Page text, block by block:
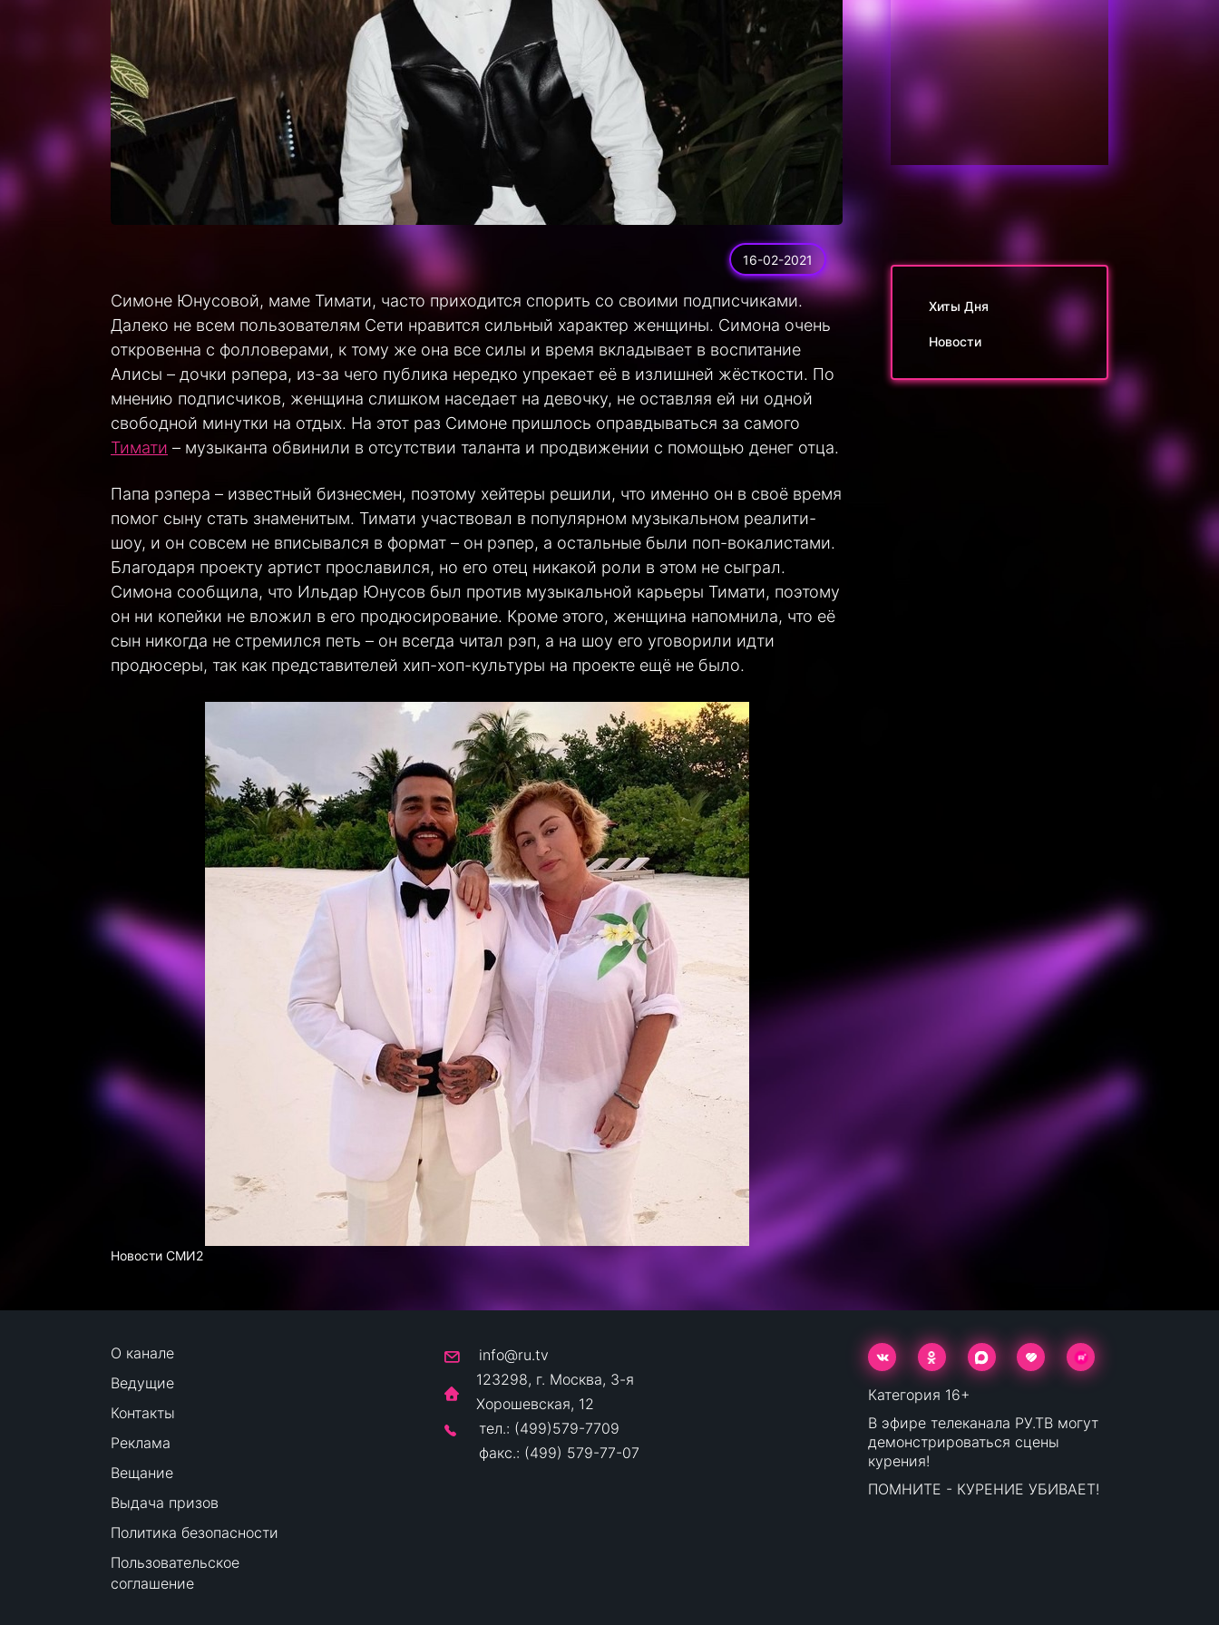
16-02-2021
Симоне Юнусовой, маме Тимати, часто приходится спорить со своими подписчиками.
Далеко не всем пользователям Сети нравится сильный характер женщины. Симона очень
откровенна с фолловерами, к тому же она все силы и время вкладывает в воспитание
Алисы – дочки рэпера, из-за чего публика нередко упрекает её в излишней жёсткости. По
мнению подписчиков, женщина слишком наседает на девочку, не оставляя ей ни одной
свободной минутки на отдых. На этот раз Симоне пришлось оправдываться за самого
Тимати – музыканта обвинили в отсутствии таланта и продвижении с помощью денег отца.
Папа рэпера – известный бизнесмен, поэтому хейтеры решили, что именно он в своё время
помог сыну стать знаменитым. Тимати участвовал в популярном музыкальном реалити-
шоу, и он совсем не вписывался в формат – он рэпер, а остальные были поп-вокалистами.
Благодаря проекту артист прославился, но его отец никакой роли в этом не сыграл.
Симона сообщила, что Ильдар Юнусов был против музыкальной карьеры Тимати, поэтому
он ни копейки не вложил в его продюсирование. Кроме этого, женщина напомнила, что её
сын никогда не стремился петь – он всегда читал рэп, а на шоу его уговорили идти
продюсеры, так как представителей хип-хоп-культуры на проекте ещё не было.
Новости СМИ2
Хиты Дня
Новости
О канале
Ведущие
Контакты
Реклама
Вещание
Выдача призов
Политика безопасности
Пользовательское
соглашение
info@ru.tv
123298, г. Москва, 3-я
Хорошевская, 12
тел.: (499)579-7709
факс.: (499) 579-77-07
Категория 16+
В эфире телеканала РУ.ТВ могут
демонстрироваться сцены
курения!
ПОМНИТЕ - КУРЕНИЕ УБИВАЕТ!